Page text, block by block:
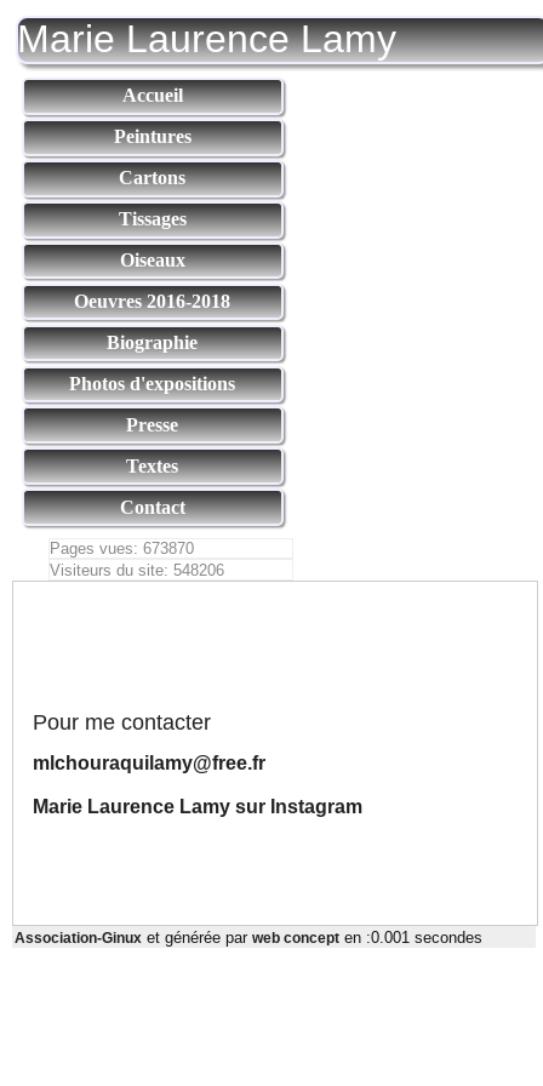
Marie Laurence Lamy
Accueil
Peintures
Cartons
Tissages
Oiseaux
Oeuvres 2016-2018
Biographie
Photos d'expositions
Presse
Textes
Contact
Pages vues: 673870
Visiteurs du site: 548206
Pour me contacter
mlchouraquilamy@free.fr
Marie Laurence Lamy sur Instagram
Association-Ginux et générée parweb concept en :0.001 secondes